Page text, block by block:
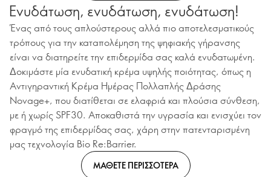
Ενυδάτωση, ενυδάτωση, ενυδάτωση!
Ένας από τους απλούστερους αλλά πιο αποτελεσματικούς
τρόπους για την καταπολέμηση της ψηφιακής γήρανσης
είναι να διατηρείτε την επιδερμίδα σας καλά ενυδατωμένη.
Δοκιμάστε μία ενυδατική κρέμα υψηλής ποιότητας, όπως η
Αντιγηραντική Κρέμα Ημέρας Πολλαπλής Δράσης
Novage+, που διατίθεται σε ελαφριά και πλούσια σύνθεση,
με ή χωρίς SPF30. Αποκαθιστά την υγρασία και ενισχύει τον
φραγμό της επιδερμίδας σας, χάρη στην πατενταρισμένη
μας τεχνολογία Bio Re:Barrier.
ΜΑΘΕΤΕ ΠΕΡΙΣΣΟΤΕΡΑ